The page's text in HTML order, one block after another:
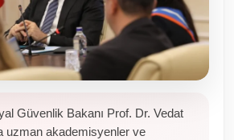
Güvenlik Bakanı Prof. Dr. Vedat
uzman akademisyenler ve